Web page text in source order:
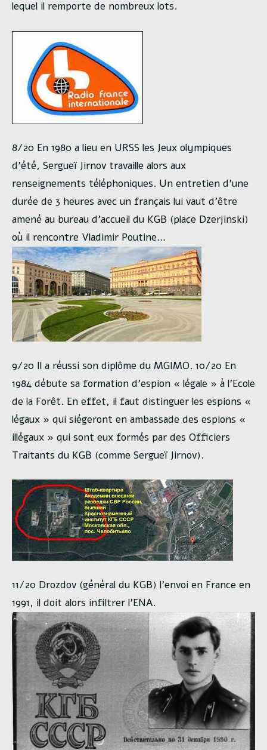
lequel il remporte de nombreux lots.
8/20 En 1980 a lieu en URSS les Jeux olympiques
d’été, Sergueï Jirnov travaille alors aux
renseignements téléphoniques. Un entretien d’une
durée de 3 heures avec un français lui vaut d’être
amené au bureau d’accueil du KGB (place Dzerjinski)
où il rencontre Vladimir Poutine…
9/20 Il a réussi son diplôme du MGIMO. 10/20 En
1984 débute sa formation d’espion « légale » à l’Ecole
de la Forêt. En effet, il faut distinguer les espions «
légaux » qui siégeront en ambassade des espions «
illégaux » qui sont eux formés par des Officiers
Traitants du KGB (comme Sergueï Jirnov).
11/20 Drozdov (général du KGB) l’envoi en France en
1991, il doit alors infiltrer l’ENA.